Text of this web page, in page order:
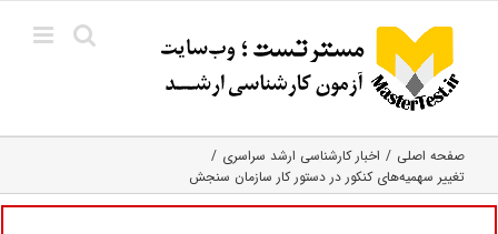
content
صفحه اصلی
اخبار کارشناسی ارشد سراسری
تغییر سهمیه‌های کنکور در دستور کار سازمان سنجش